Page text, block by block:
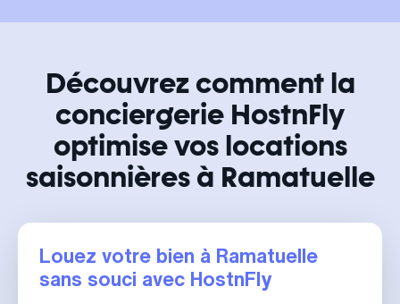
Découvrez comment la
conciergerie HostnFly
optimise vos locations
saisonnières à Ramatuelle
Louez votre bien à Ramatuelle
sans souci avec HostnFly